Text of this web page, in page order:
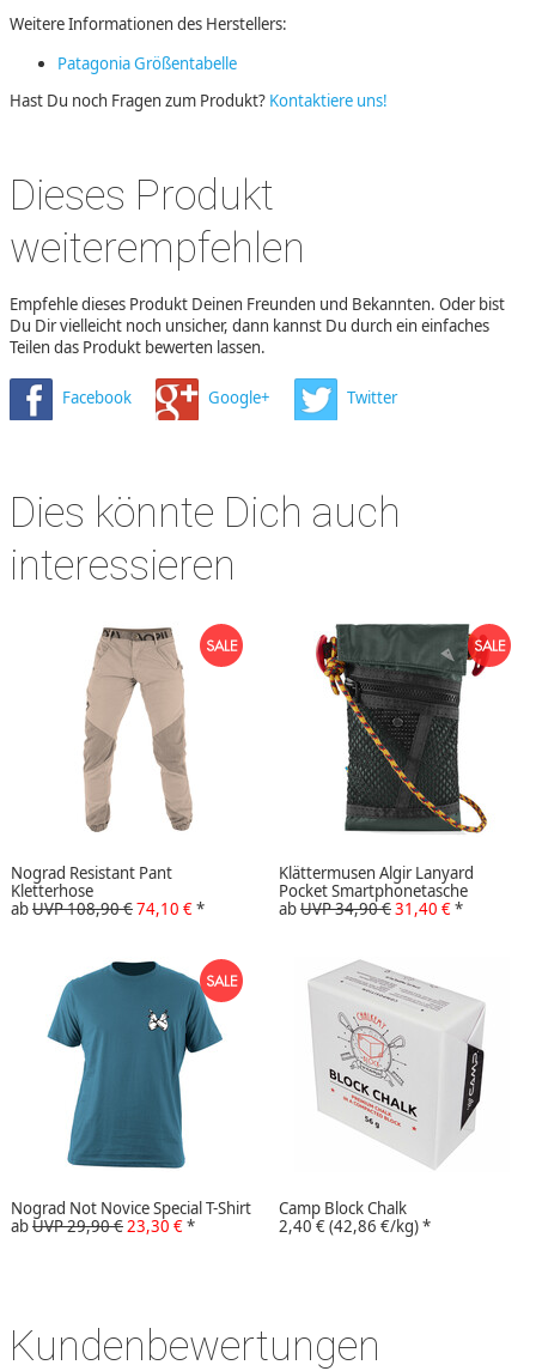
Weitere Informationen des Herstellers:
Patagonia Größentabelle
Hast Du noch Fragen zum Produkt? Kontaktiere uns!
Dieses Produkt
weiterempfehlen
Empfehle dieses Produkt Deinen Freunden und Bekannten. Oder bist
Du Dir vielleicht noch unsicher, dann kannst Du durch ein einfaches
Teilen das Produkt bewerten lassen.
Facebook Google+ Twitter
Dies könnte Dich auch
interessieren
Nograd Resistant Pant
Kletterhose
abUVP 108,90 €74,10 €*
Klättermusen Algir Lanyard
Pocket Smartphonetasche
abUVP 34,90 €31,40 €*
Nograd Not Novice Special T-Shirt
abUVP 29,90 € 23,30 €*
Camp Block Chalk
2,40 €(42,86 €/kg)*
Kundenbewertungen